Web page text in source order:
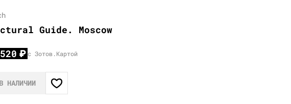
Guide. Moscow
₽ с Зотов.Картой
НАЛИЧИИ